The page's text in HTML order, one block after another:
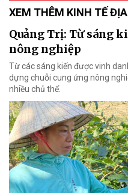
XEM THÊM KINH TẾ
Quảng Trị: Từ sáng
nông nghiệp
Từ các sáng kiến được vinh
dựng chuỗi cung ứng nông
nhiều chủ thể.